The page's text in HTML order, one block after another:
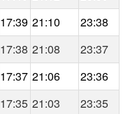
17:39 21:10
23:38
17:38 21:08
23:37
17:37 21:06
23:36
17:35 21:03
23:35